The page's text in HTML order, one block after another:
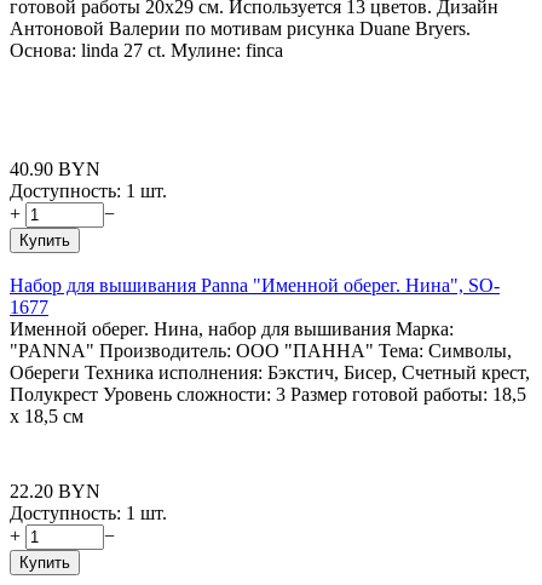
готовой работы 20х29 см. Используется 13 цветов. Дизайн
Антоновой Валерии по мотивам рисунка Duane Bryers.
Основа: linda 27 ct. Мулине: finca
40.90 BYN
Доступность: 1 шт.
+
−
Купить
Набор для вышивания Panna "Именной оберег. Нина", SO-
1677
Именной оберег. Нина, набор для вышивания Марка:
"PANNA" Производитель: ООО "ПАННА" Тема: Символы,
Обереги Техника исполнения: Бэкстич, Бисер, Счетный крест,
Полукрест Уровень сложности: 3 Размер готовой работы: 18,5
x 18,5 см
22.20 BYN
Доступность: 1 шт.
+
−
Купить